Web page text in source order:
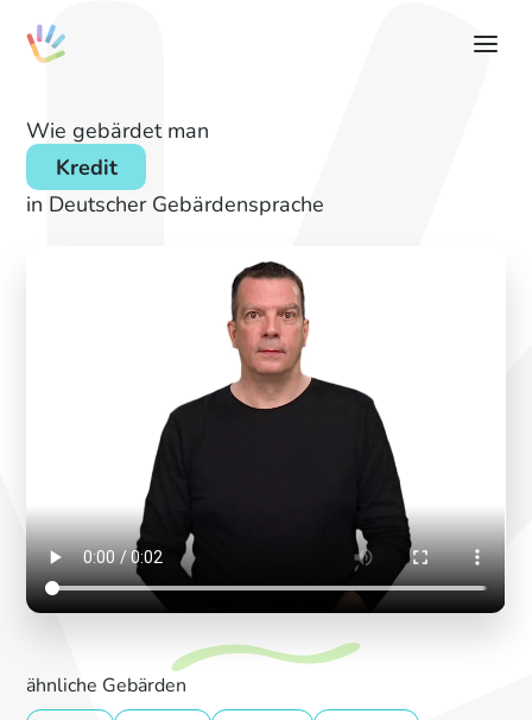
Wie gebärdet man
Kredit
in Deutscher Gebärdensprache
ähnliche Gebärden